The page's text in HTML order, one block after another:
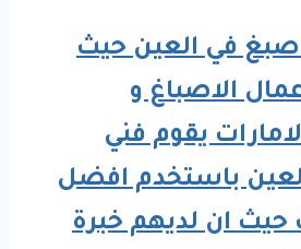
في العين حيث
الاصباغ و
يقوم فني
باستخدم افضل
حيث ان لديهم خبرة